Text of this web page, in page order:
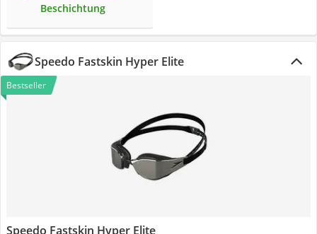
Beschichtung
Speedo Fastskin Hyper Elite
Bestseller
Speedo Fastskin Hyper Elite